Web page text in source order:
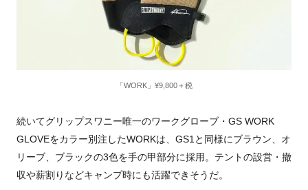
「WORK」¥9,800＋税
続いてグリップスワニー唯一のワークグローブ・ GS WORK
GLOVEをカラー別注したWORKは、 GS1と同様にブラウン、オ
リーブ、ブラックの3色を手の甲部分に採用。テントの設営・撤
収や薪割りなどキャンプ時にも活躍できそうだ。